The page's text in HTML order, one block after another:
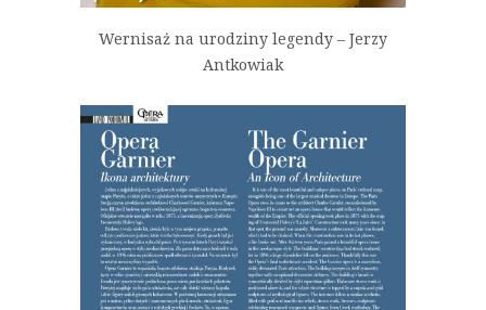
Wernisaż na urodziny legendy – Jerzy
Antkowiak